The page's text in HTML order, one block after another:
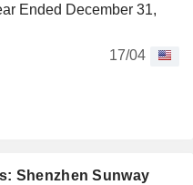
Ended December 31,
17/04
Shenzhen Sunway